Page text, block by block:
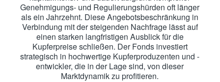
Genehmigungs- und Regulierungshürden oft länger
als ein Jahrzehnt. Diese Angebotsbeschränkung in
Verbindung mit der steigenden Nachfrage lässt auf
einen starken langfristigen Ausblick für die
Kupferpreise schließen. Der Fonds investiert
strategisch in hochwertige Kupferproduzenten und -
entwickler, die in der Lage sind, von dieser
Marktdynamik zu profitieren.